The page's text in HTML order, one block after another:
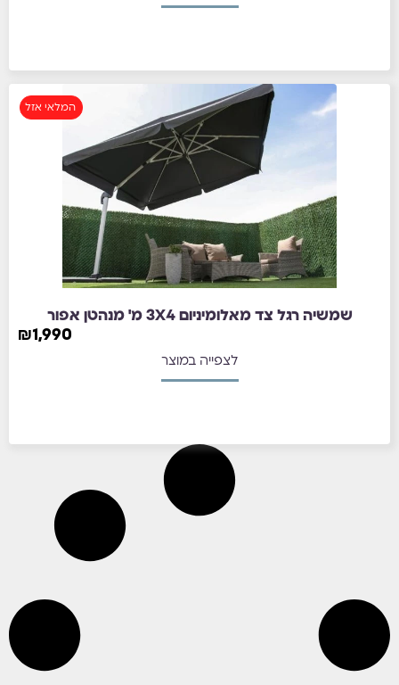
המלאי אזל
שמשיה רגל צד מאלומיניום 3X4 מ' מנהטן אפור
₪1,990
לצפייה במוצר